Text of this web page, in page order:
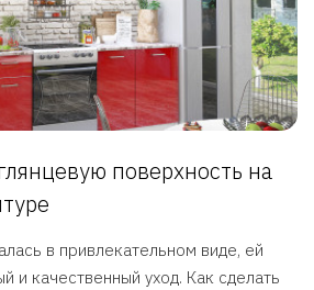
поверхность на
в привлекательном виде, ей
и качественный уход. Как сделать